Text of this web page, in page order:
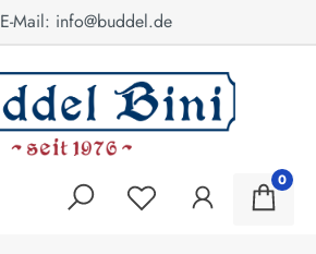
E-Mail: info@buddel.de
0